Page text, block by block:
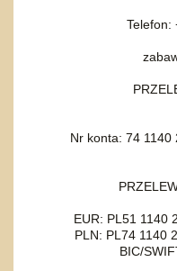
Telefon:
Nr konta: 74
EUR: PL51 1140
PLN: PL74 1140
BIC/